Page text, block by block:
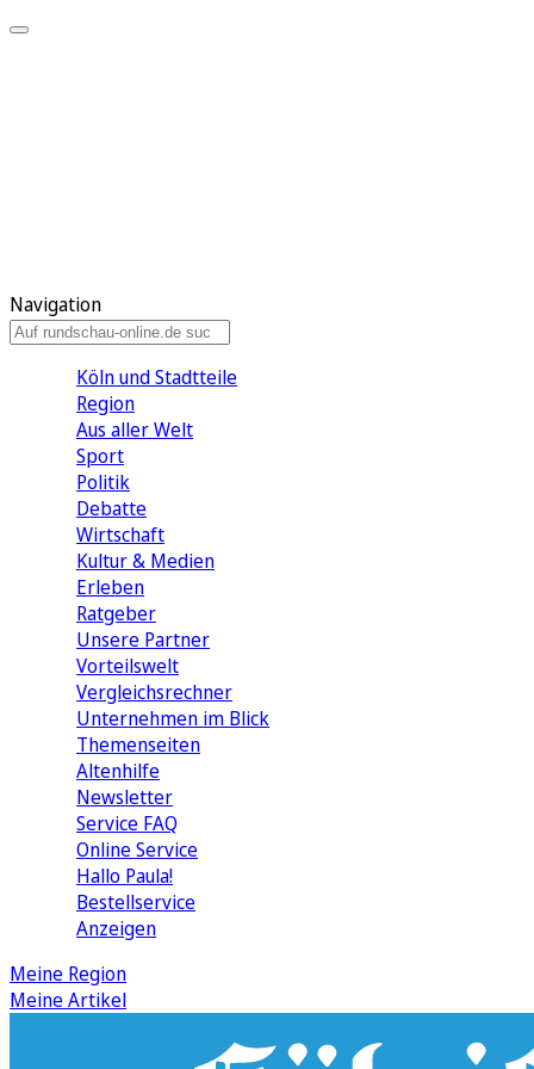
Navigation
Köln und Stadtteile
Region
Aus aller Welt
Sport
Politik
Debatte
Wirtschaft
Kultur & Medien
Erleben
Ratgeber
Unsere Partner
Vorteilswelt
Vergleichsrechner
Unternehmen im Blick
Themenseiten
Altenhilfe
Newsletter
Service FAQ
Online Service
Hallo Paula!
Bestellservice
Anzeigen
Meine Region
Meine Artikel